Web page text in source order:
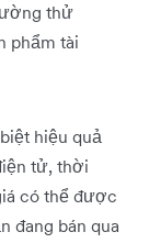
thử
phẩm tài
hiệu quả
tử, thời
có thể được
đang bán qua